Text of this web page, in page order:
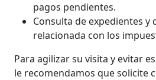
pagos pendientes.
Consulta de expedientes y
relacionada con los
Para agilizar su visita y evitar
le recomendamos que solicite